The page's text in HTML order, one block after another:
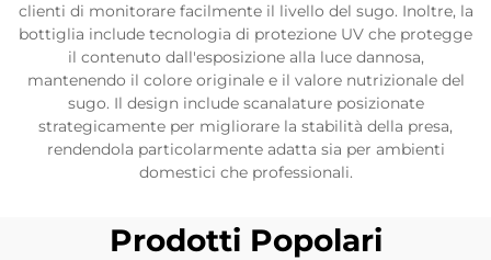
clienti di monitorare facilmente il livello del sugo. Inoltre, la
bottiglia include tecnologia di protezione UV che protegge
il contenuto dall'esposizione alla luce dannosa,
mantenendo il colore originale e il valore nutrizionale del
sugo. Il design include scanalature posizionate
strategicamente per migliorare la stabilità della presa,
rendendola particolarmente adatta sia per ambienti
domestici che professionali.
Prodotti Popolari